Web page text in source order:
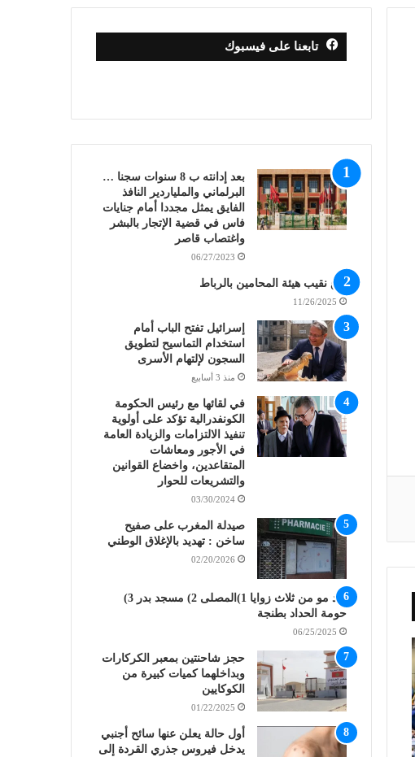
تابعنا على فيسبوك
بعد إدانته ب 8 سنوات سجنا …
البرلماني والملياردير النافذ
الفايق يمثل مجددا أمام جنايات
فاس في قضية الإتجار بالبشر
واغتصاب قاصر
06/27/2023
بلاغ نقيب هيئة المحامين بالرباط
11/26/2025
إسرائيل تفتح الباب أمام
استخدام التماسيح لتطويق
السجون لإلتهام الأسرى
منذ 3 أسابيع
في لقائها مع رئيس الحكومة
الكونفدرالية تؤكد على أولوية
تنفيذ الالتزامات والزيادة العامة
في الأجور ومعاشات
المتقاعدين، واخضاع القوانين
والتشريعات للحوار
03/30/2024
صيدلة المغرب على صفيح
ساخن : تهديد بالإغلاق الوطني
02/20/2026
ولد مو من ثلاث زوايا 1)المصلى 2) مسجد بدر 3)
حومة الحداد بطنجة
06/25/2025
حجز شاحنتين بمعبر الكركارات
وبداخلهما كميات كبيرة من
الكوكايين
01/22/2025
أول حالة يعلن عنها سائح أجنبي
يدخل فيروس جذري القردة إلى